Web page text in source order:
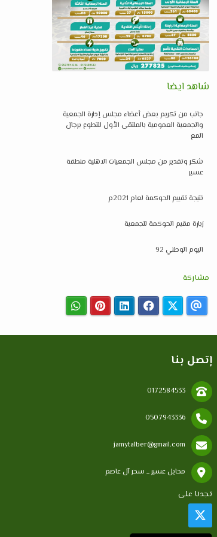
شاهد ايضا
جانب من تكريم بعض أعضاء مجلس إدارة الجمعية
والجمعية العمومية بالملتقى الأول للتطوع برجال
المع
شكر وتقدير من مجلس الجمعيات الاهلية منطقة
عسير
نتيجة تقييم الحوكمة لعام 2021م
زيارة مقيم الحوكمة للجمعية
اليوم الوطني 92
مشاركة
إتصل بنا
0172584533
0507943336
jamytalber@gmail.com
محايل عسير _ سحر آل عاصم
تجدنا على